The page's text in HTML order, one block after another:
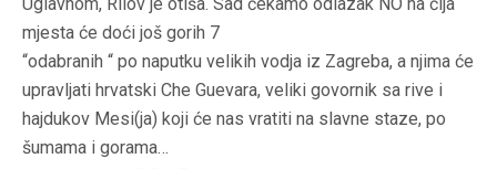
mjesta će doći još gorih 7
“odabranih “ po naputku velikih vodja iz Zagreba, a njima će
upravljati hrvatski Che Guevara, veliki govornik sa rive i
hajdukov Mesi(ja) koji će nas vratiti na slavne staze, po
šumama i gorama…